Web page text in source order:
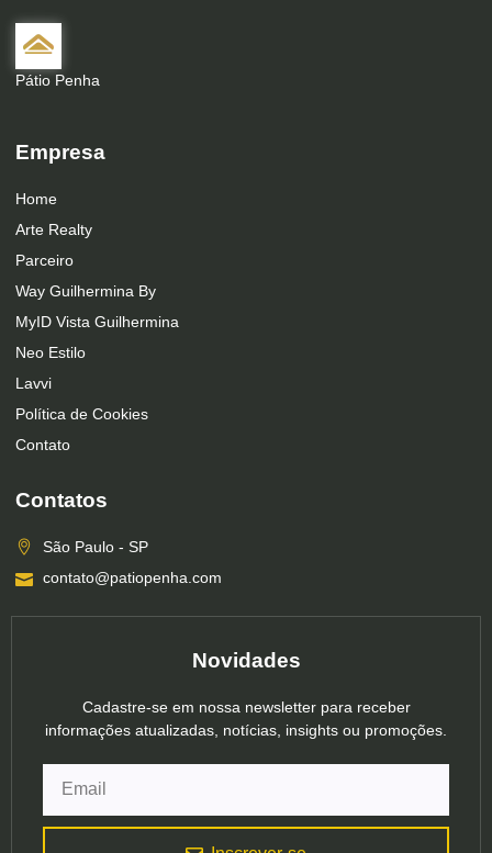
Pátio Penha
Empresa
Home
Arte Realty
Parceiro
Way Guilhermina By
MyID Vista Guilhermina
Neo Estilo
Lavvi
Política de Cookies
Contato
Contatos
São Paulo - SP
contato@patiopenha.com
Novidades
Cadastre-se em nossa newsletter para receber
informações atualizadas, notícias, insights ou promoções.